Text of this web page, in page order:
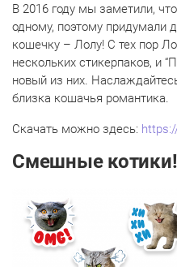
В 2016 году мы заметили,
одному, поэтому придумали
кошечку – Лолу! С тех пор
нескольких стикерпаков, и
новый из них.
близка кошачья романтика.
Скачать можно здесь:
Смешные котики!